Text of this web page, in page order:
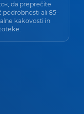
da preprečite
podrobnosti ali 85–
kakovosti in